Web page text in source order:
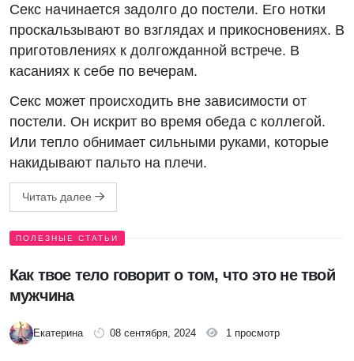
Секс начинается задолго до постели. Его нотки
проскальзывают во взглядах и прикосновениях. В
приготовлениях к долгожданной встрече. В
касаниях к себе по вечерам.
Секс может происходить вне зависимости от
постели. Он искрит во время обеда с коллегой.
Или тепло обнимает сильными руками, которые
накидывают пальто на плечи.
Читать далее
ПОЛЕЗНЫЕ СТАТЬИ
Как твое тело говорит о том, что это не твой
мужчина
Екатерина 08 сентября, 2024 1 просмотр